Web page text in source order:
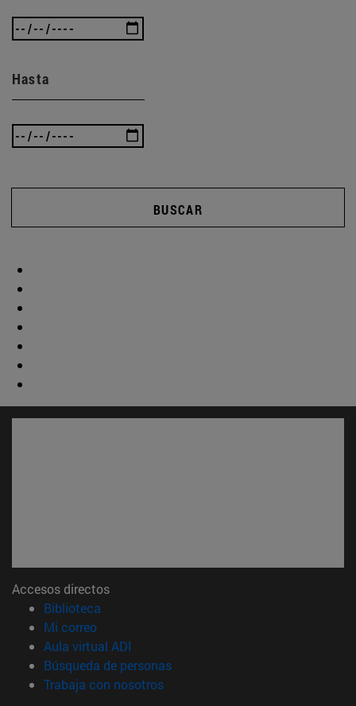
Hasta
BUSCAR
Accesos directos
Biblioteca
Mi correo(abre en nueva ventana)
Aula virtual ADI
Búsqueda de personas(abre en nueva ventana)
Trabaja con nosotros(abre en nueva ventana)